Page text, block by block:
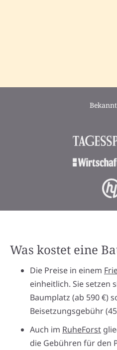
Was kostet eine
Die Preise in einem
einheitlich. Sie setzen
Baumplatz (ab 590 €)
Beisetzungsgebühr
Auch im RuheForst
die Gebühren für den